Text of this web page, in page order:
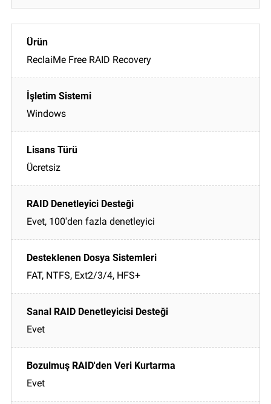
ReclaiMe Free RAID Recovery
Windows
Ücretsiz
Evet, 100'den fazla denetleyici
FAT, NTFS, Ext2/3/4, HFS+
Evet
Evet